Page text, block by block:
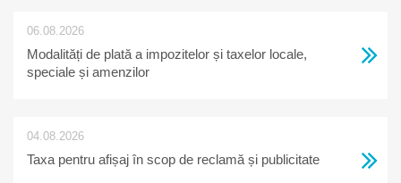
06.08.2026
Modalități de plată a impozitelor și taxelor locale,
speciale și amenzilor
04.08.2026
Taxa pentru afișaj în scop de reclamă și publicitate